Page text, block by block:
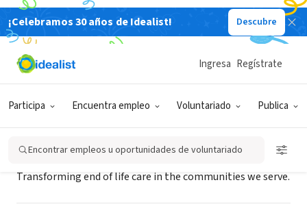
¡Celebramos 30 años de Idealist! Descubre
Participa Encuentra empleo Voluntariado Publica
Ingresa Regístrate
Encontrar empleos u oportunidades de voluntariado
EMPRESA SOCIAL / EMPRESA
Heart of Hospice
Transforming end of life care in the communities we serve.